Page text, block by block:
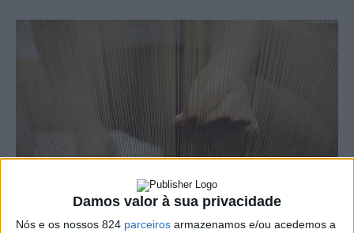
Damos valor à sua privacidade
Nós e os nossos 824 parceiros armazenamos e/ou acedemos a